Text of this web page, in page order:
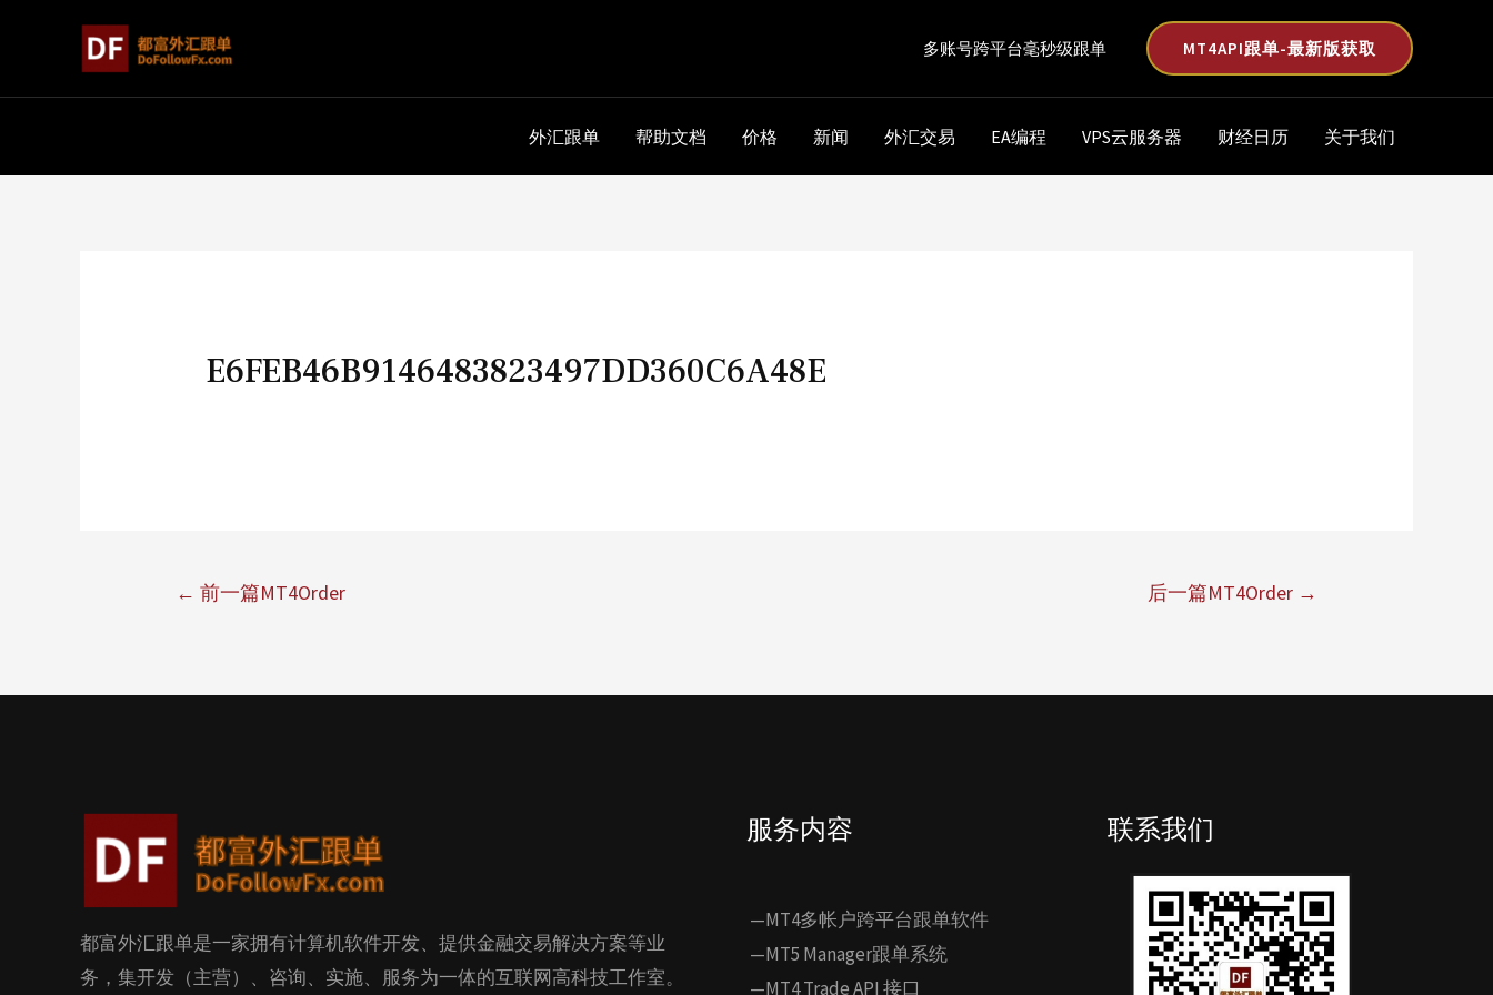
多账号跨平台毫秒级跟单 MT4API跟单-最新版获取
外汇跟单 帮助文档 价格 新闻 外汇交易 EA编程 VPS云服务器 财经日历 关于我们
E6FEB46B9146483823497DD360C6A48E
← 前一篇MT4Order 后一篇MT4Order →
都富外汇跟单是一家拥有计算机软件开发、提供金融交易解决方案等业
务，集开发（主营）、咨询、实施、服务为一体的互联网高科技工作室。
服务内容
—MT4多帐户跨平台跟单软件
—MT5 Manager跟单系统
—MT4 Trade API 接口
联系我们